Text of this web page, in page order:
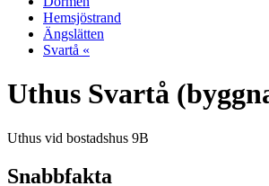
Hemsjöstrand
Ängslätten
Svartå «
Uthus Svartå
Uthus vid bostadshus 9B
Snabbfakta